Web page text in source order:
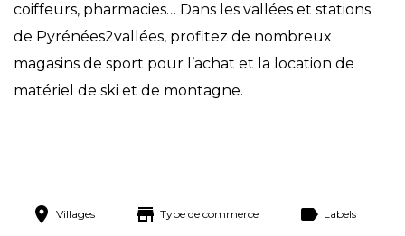
coiffeurs, pharmacies… Dans les vallées et stations
de Pyrénées2vallées, profitez de nombreux
magasins de sport pour l’achat et la location de
matériel de ski et de montagne.
Villages Type de commerce Labels